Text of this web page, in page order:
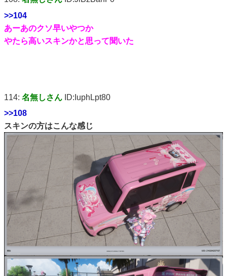
>>104
あーあのクソ早いやつか
やたら高いスキンかと思って聞いた
114: 名無しさん ID:IuphLpt80
>>108
スキンの方はこんな感じ